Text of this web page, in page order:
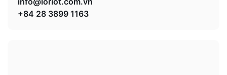
+84 28 3899 1163